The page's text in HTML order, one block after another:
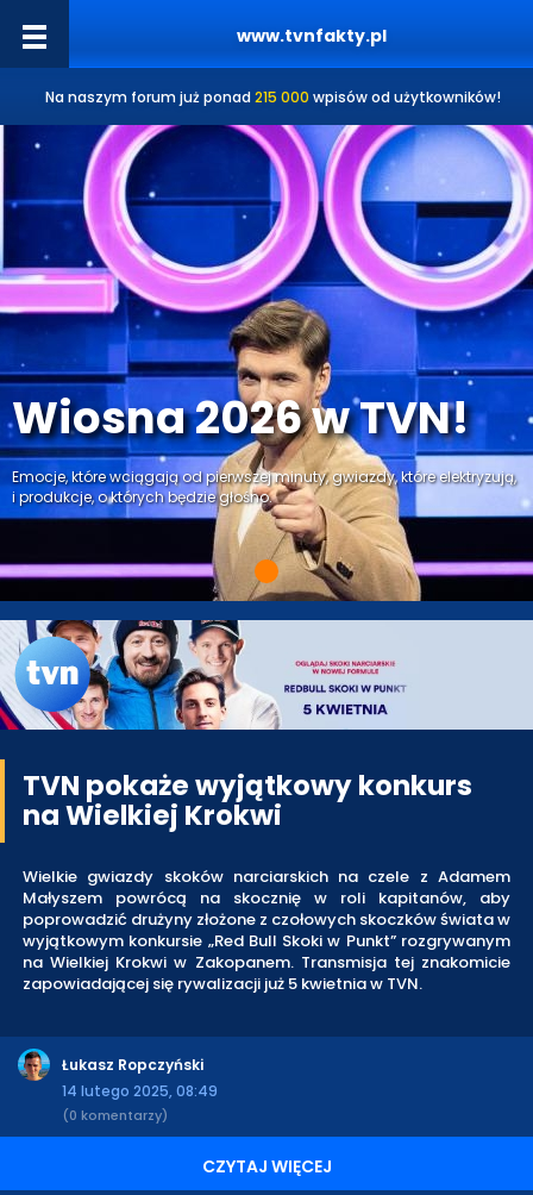
www.tvnfakty.pl
Na naszym forum już ponad 215 000 wpisów od użytkowników!
Wiosna 2026 w TVN!
Emocje, które wciągają od pierwszej minuty, gwiazdy, które elektryzują,
i produkcje, o których będzie głośno.
TVN pokaże wyjątkowy konkurs
na Wielkiej Krokwi
Wielkie gwiazdy skoków narciarskich na czele z Adamem
Małyszem powrócą na skocznię w roli kapitanów, aby
poprowadzić drużyny złożone z czołowych skoczków świata w
wyjątkowym konkursie „Red Bull Skoki w Punkt” rozgrywanym
na Wielkiej Krokwi w Zakopanem. Transmisja tej znakomicie
zapowiadającej się rywalizacji już 5 kwietnia w TVN.
Łukasz Ropczyński
14 lutego 2025, 08:49
(0 komentarzy)
CZYTAJ WIĘCEJ